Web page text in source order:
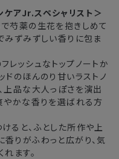
アJr.スペシャリスト＞
芍薬の生花を抱きしめて
みずみずしい香りに包ま
レッシュなトップノートか
ドのほんのり甘いラストノ
上品な大人っぽさを演出
やかな香りを選ばれる方
ると、ふとした所作や上
りがふわっと広がり、気
ます。